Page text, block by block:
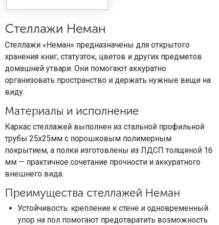
Стеллажи Неман
Стеллажи «Неман» предназначены для открытого
хранения книг, статуэток, цветов и других предметов
домашней утвари. Они помогают аккуратно
организовать пространство и держать нужные вещи на
виду.
Материалы и исполнение
Каркас стеллажей выполнен из стальной профильной
трубы 25х25мм с порошковым полимерным
покрытием, а полки изготовлены из ЛДСП толщиной 16
мм — практичное сочетание прочности и аккуратного
внешнего вида.
Преимущества стеллажей Неман
Устойчивость: крепление к стене и одновременный
упор на пол помогают предотвратить возможность